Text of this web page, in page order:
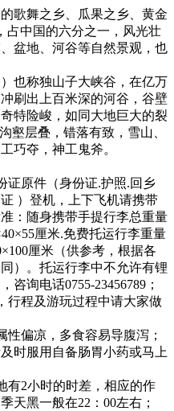
歌舞之乡、瓜果之乡、黄金
占中国的六分之一，风光壮
盆地、河谷等自然景观，也
也称独山子大峡谷，在亿万
刷出上百米深的河谷，谷壁
特险峻，如同大地巨大的裂
壑层叠，错落有致，雪山、
巧夺，神工鬼斧。
证原件（身份证.护照.回乡
）登机，上下飞机请携带
：随身携带手提行李总重量
厘米.免费托运行李重量
厘米（供参考，根据各
）。托运行李中不允许有锂
咨询电话0755-23456789；
行程及游玩过程中请大家做
偏凉，多食容易导腹泻；
时服用自备肠胃小药或马上
有2小时的时差，相应的作
天黑一般在22：00左右；